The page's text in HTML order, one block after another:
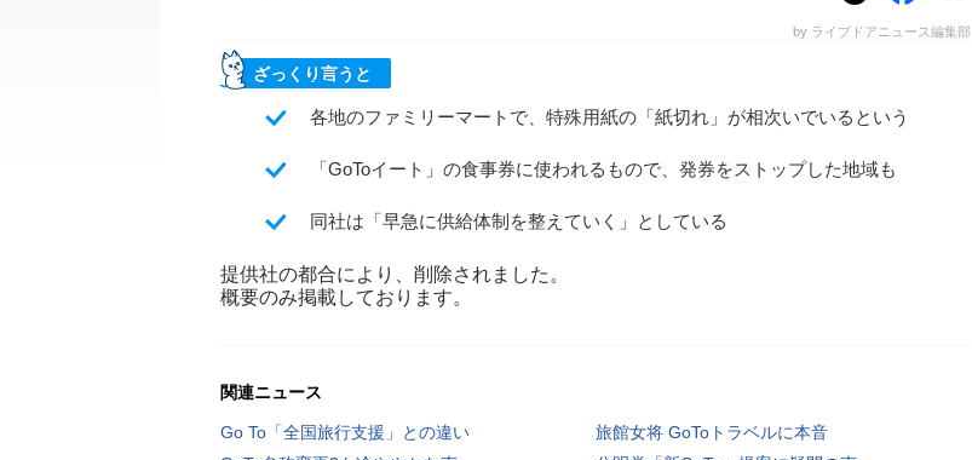
by ライブドアニュース編集部
ざっくり言うと
各地のファミリーマートで、特殊用紙の「紙切れ」が相次いでいるという
「GoToイート」の食事券に使われるもので、発券をストップした地域も
同社は「早急に供給体制を整えていく」としている
提供社の都合により、削除されました。
概要のみ掲載しております。
関連ニュース
Go To「全国旅行支援」との違い
旅館女将 GoToトラベルに本音